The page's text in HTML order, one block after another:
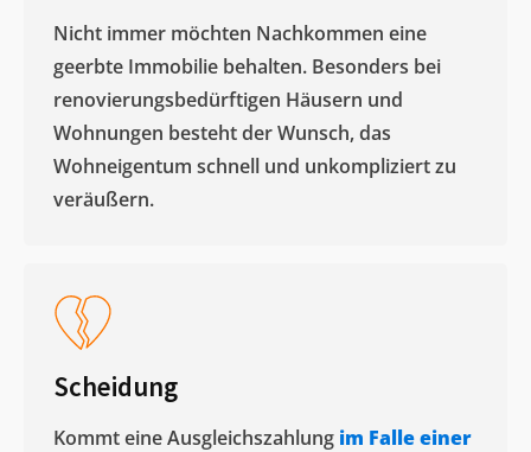
Nicht immer möchten Nachkommen eine
geerbte Immobilie behalten. Besonders bei
renovierungsbedürftigen Häusern und
Wohnungen besteht der Wunsch, das
Wohneigentum schnell und unkompliziert zu
veräußern. ​
Scheidung
Kommt eine Ausgleichszahlung im Falle einer